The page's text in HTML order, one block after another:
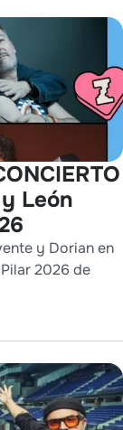
León
y Dorian en
2026 de